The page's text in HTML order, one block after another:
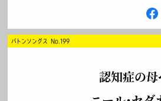
バトンソングス No.199
認知症の